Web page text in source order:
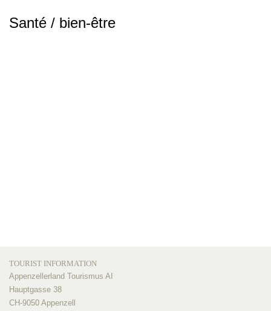
Santé / bien-être
TOURIST INFORMATION
Appenzellerland Tourismus AI
Hauptgasse 38
CH-9050 Appenzell